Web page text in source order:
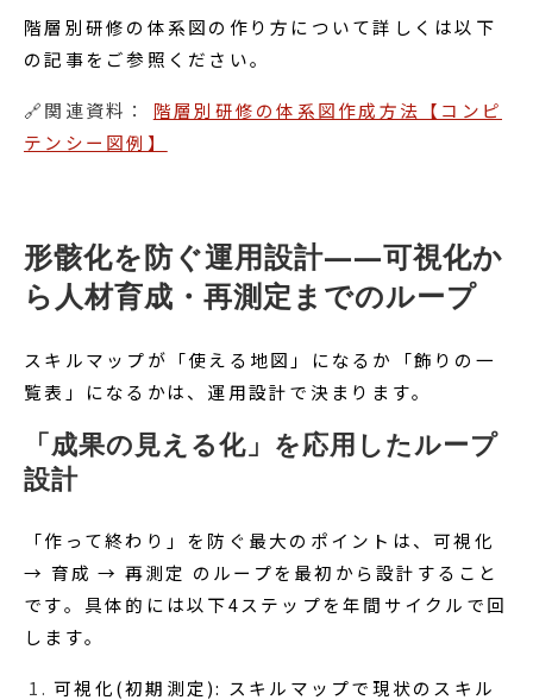
階層別研修の体系図の作り方について詳しくは以下
の記事をご参照ください。
🔗関連資料：
階層別研修の体系図作成方法【コンピ
テンシー図例】
形骸化を防ぐ運用設計——可視化か
ら人材育成・再測定までのループ
スキルマップが「使える地図」になるか「飾りの一
覧表」になるかは、運用設計で決まります。
「成果の見える化」を応用したループ
設計
「作って終わり」を防ぐ最大のポイントは、可視化
→ 育成 → 再測定 のループを最初から設計すること
です。具体的には以下4ステップを年間サイクルで回
します。
可視化(初期測定): スキルマップで現状のスキル